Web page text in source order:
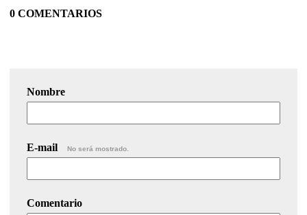
0 COMENTARIOS
Nombre
E-mail No será mostrado.
Comentario